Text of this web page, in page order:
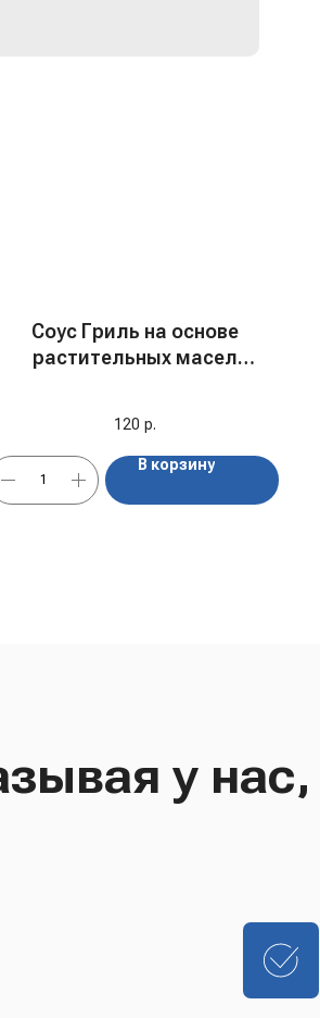
Соус Гриль на основе
растительных масел
120 р.
В корзину
у